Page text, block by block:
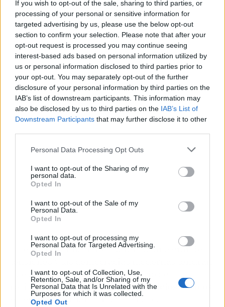
If you wish to opt-out of the sale, sharing to third parties, or
processing of your personal or sensitive information for
targeted advertising by us, please use the below opt-out
section to confirm your selection. Please note that after your
opt-out request is processed you may continue seeing
interest-based ads based on personal information utilized by
us or personal information disclosed to third parties prior to
your opt-out. You may separately opt-out of the further
disclosure of your personal information by third parties on the
IAB’s list of downstream participants. This information may
also be disclosed by us to third parties on the IAB’s List of
Downstream Participants that may further disclose it to other
Personal Data Processing Opt Outs
I want to opt-out of the Sharing of my
personal data.
Opted In
I want to opt-out of the Sale of my
Personal Data.
Opted In
I want to opt-out of processing my
Personal Data for Targeted Advertising.
Opted In
I want to opt-out of Collection, Use,
Retention, Sale, and/or Sharing of my
Personal Data that Is Unrelated with the
Purposes for which it was collected.
Opted Out
Publicidad
Este tipo de situaciones darán lugar a grandes
que adaptarse y hacer un ejercicio de
resiliencia frente a lafalta de servicios básicos
en entornos urbanos muy poblados.